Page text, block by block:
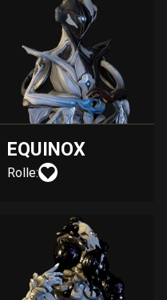
EQUINOX
Rolle: